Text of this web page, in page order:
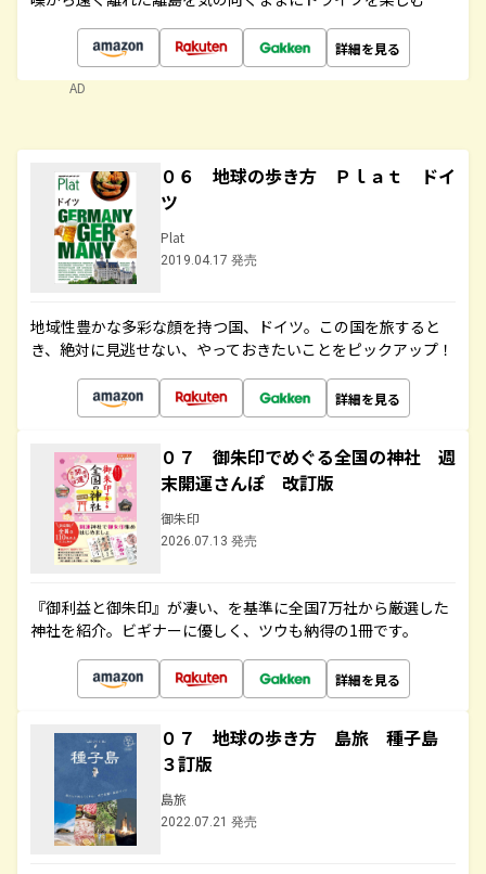
詳細を見る
AD
０６ 地球の歩き方 Ｐｌａｔ ドイ
ツ
Plat
2019.04.17 発売
地域性豊かな多彩な顔を持つ国、ドイツ。この国を旅すると
き、絶対に見逃せない、やっておきたいことをピックアップ！
詳細を見る
０７ 御朱印でめぐる全国の神社 週
末開運さんぽ 改訂版
御朱印
2026.07.13 発売
『御利益と御朱印』が凄い、を基準に全国7万社から厳選した
神社を紹介。ビギナーに優しく、ツウも納得の1冊です。
詳細を見る
０７ 地球の歩き方 島旅 種子島
３訂版
島旅
2022.07.21 発売